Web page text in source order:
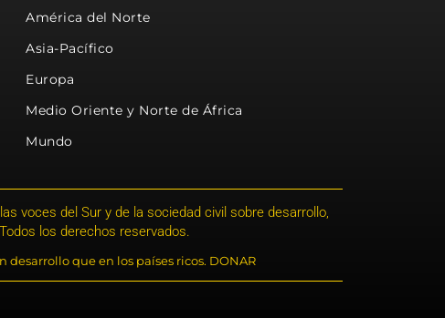
América del Norte
Asia-Pacífico
Europa
Medio Oriente y Norte de África
Mundo
voces del Sur y de la sociedad civil sobre desarrollo,
los derechos reservados.
que en los países ricos. DONAR